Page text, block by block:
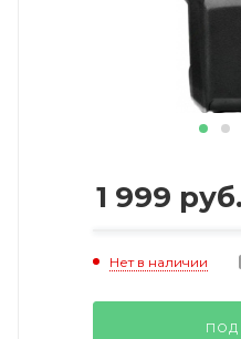
1 999 руб.
Нет в наличии
ПОД